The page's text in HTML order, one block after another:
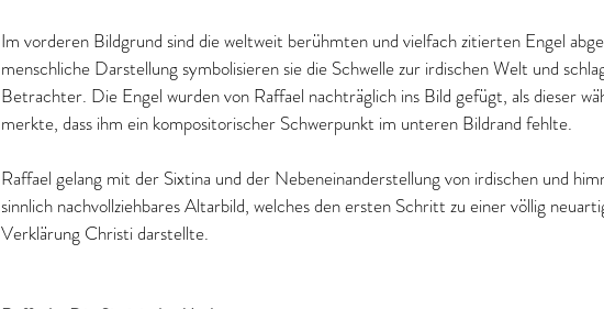
Im vorderen Bildgrund sind die weltweit berühmten und vielfach zitierten Engel
menschliche Darstellung symbolisieren sie die Schwelle zur irdischen Welt und
Betrachter. Die Engel wurden von Raffael nachträglich ins Bild gefügt, als dieser
merkte, dass ihm ein kompositorischer Schwerpunkt im unteren Bildrand fehlte.
Raffael gelang mit der Sixtina und der Nebeneinanderstellung von irdischen und
sinnlich nachvollziehbares Altarbild, welches den ersten Schritt zu einer völlig
Verklärung Christi darstellte.